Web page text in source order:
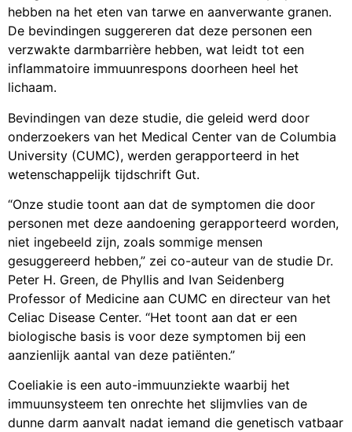
hebben na het eten van tarwe en aanverwante granen.
De bevindingen suggereren dat deze personen een
verzwakte darmbarrière hebben, wat leidt tot een
inflammatoire immuunrespons doorheen heel het
lichaam.
Bevindingen van deze studie, die geleid werd door
onderzoekers van het Medical Center van de Columbia
University (CUMC), werden gerapporteerd in het
wetenschappelijk tijdschrift Gut.
“Onze studie toont aan dat de symptomen die door
personen met deze aandoening gerapporteerd worden,
niet ingebeeld zijn, zoals sommige mensen
gesuggereerd hebben,” zei co-auteur van de studie Dr.
Peter H. Green, de Phyllis and Ivan Seidenberg
Professor of Medicine aan CUMC en directeur van het
Celiac Disease Center. “Het toont aan dat er een
biologische basis is voor deze symptomen bij een
aanzienlijk aantal van deze patiënten.”
Coeliakie is een auto-immuunziekte waarbij het
immuunsysteem ten onrechte het slijmvlies van de
dunne darm aanvalt nadat iemand die genetisch vatbaar